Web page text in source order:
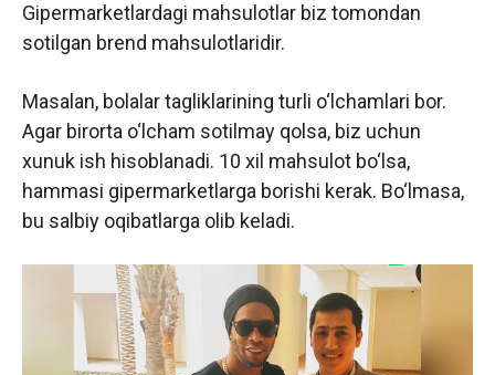
Gipermarketlardagi mahsulotlar biz tomondan
sotilgan brend mahsulotlaridir.
Masalan, bolalar tagliklarining turli o‘lchamlari bor.
Agar birorta o‘lcham sotilmay qolsa, biz uchun
xunuk ish hisoblanadi. 10 xil mahsulot bo‘lsa,
hammasi gipermarketlarga borishi kerak. Bo‘lmasa,
bu salbiy oqibatlarga olib keladi.